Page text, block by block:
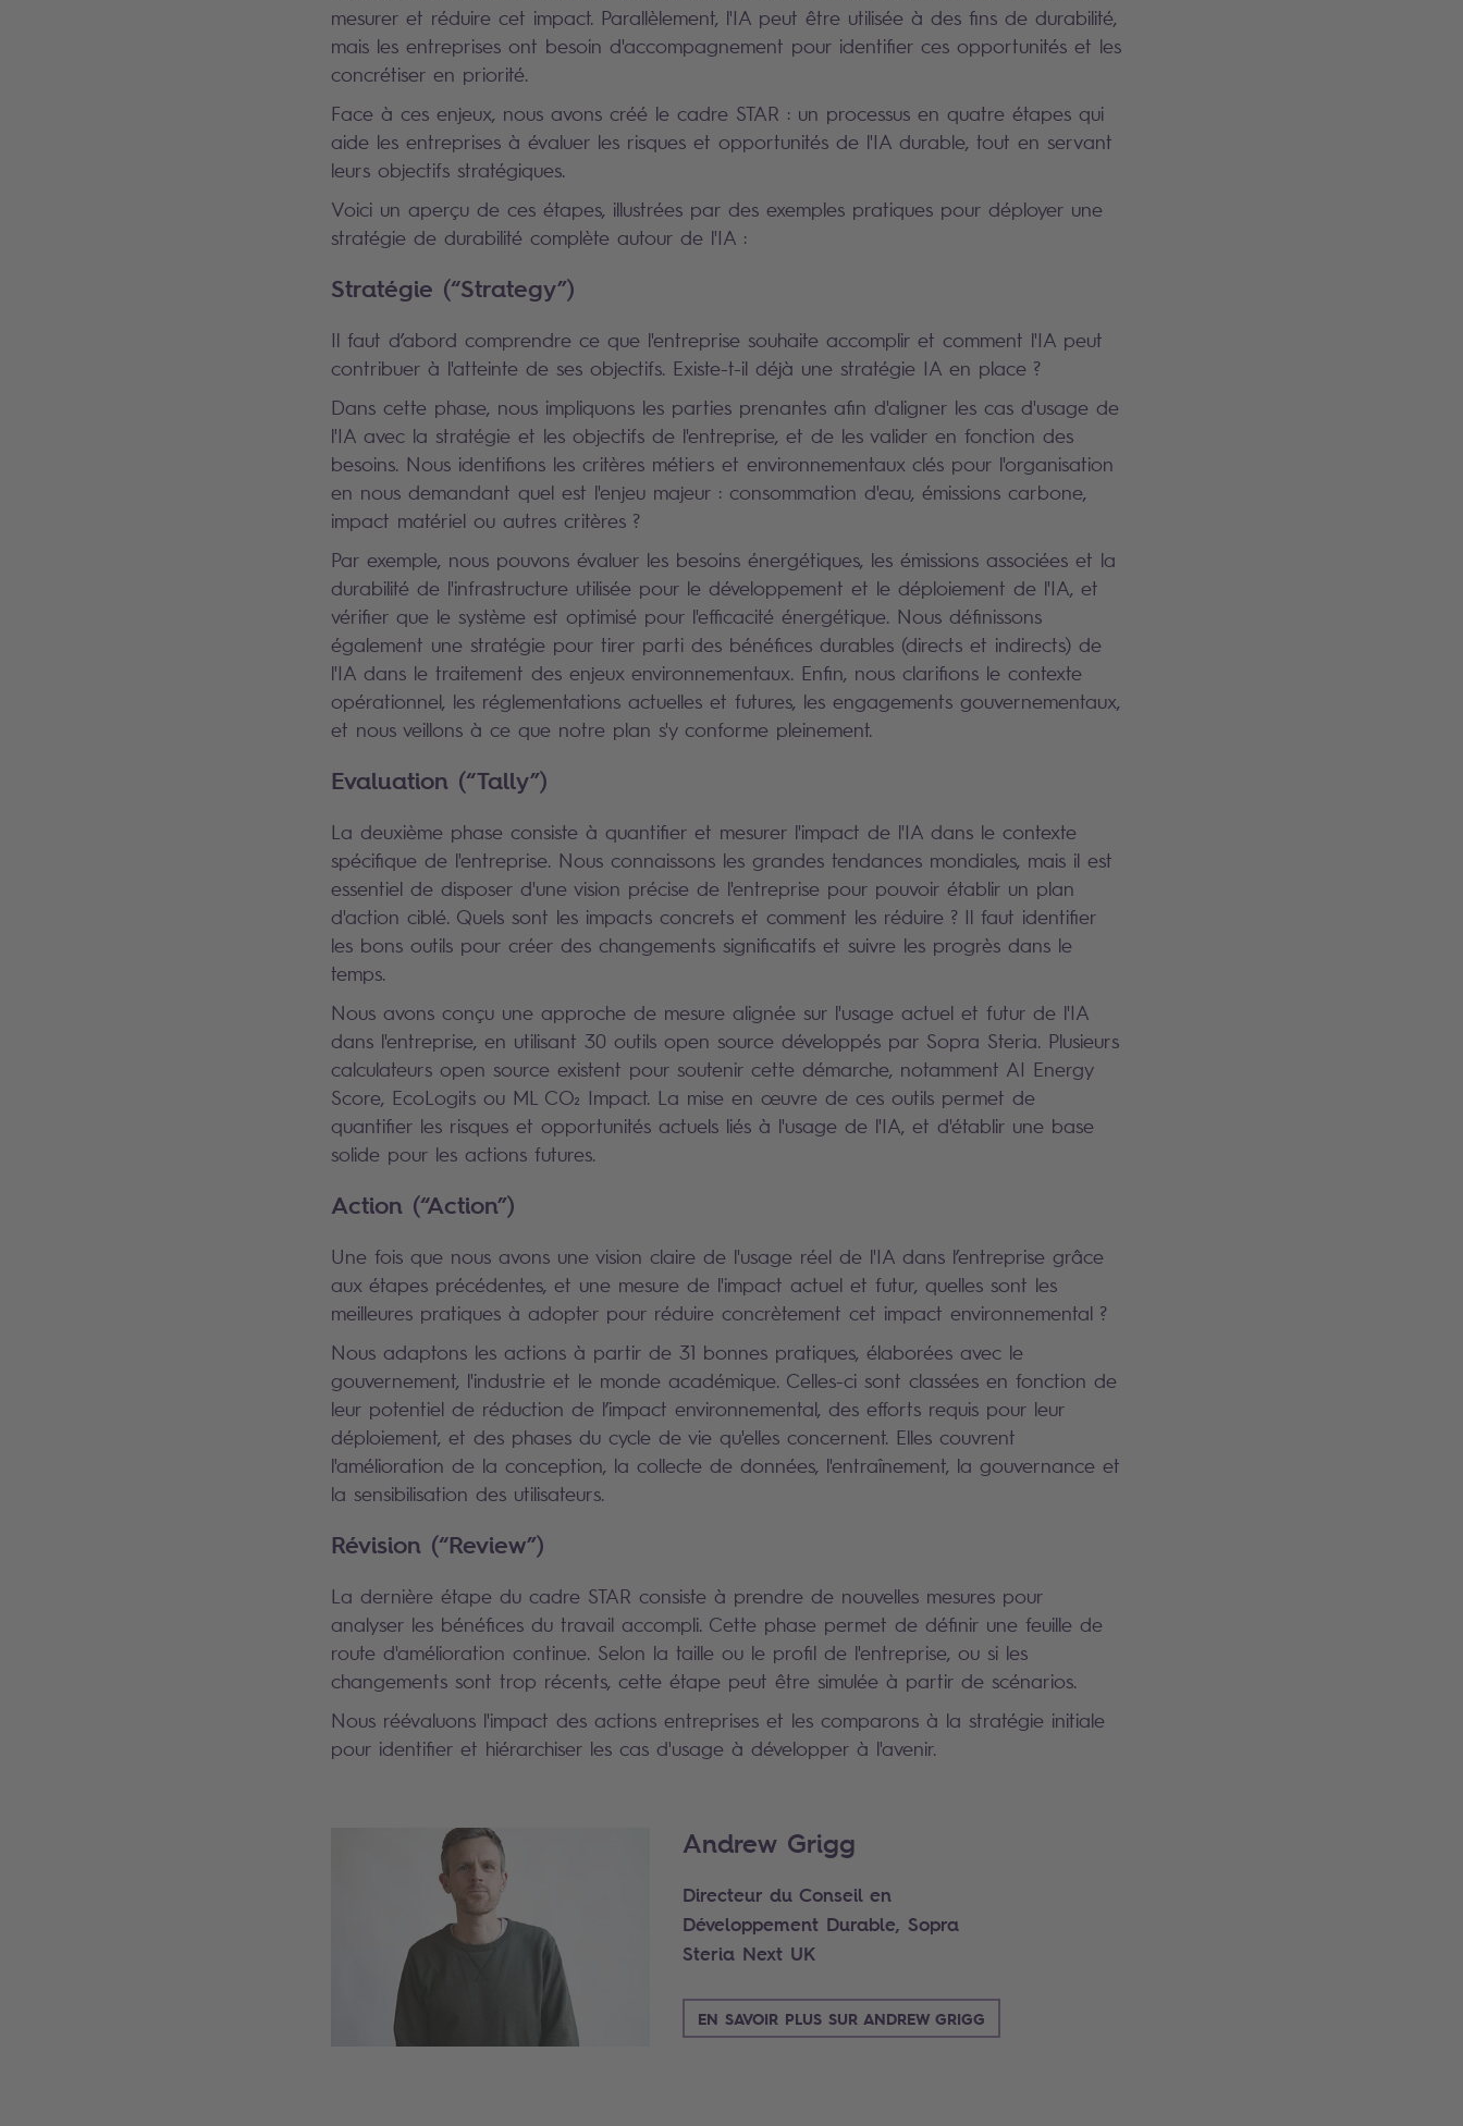
mesurer et réduire cet impact. Parallèlement, l'IA peut être utilisée à des fins de durabilité,
mais les entreprises ont besoin d'accompagnement pour identifier ces opportunités et les
concrétiser en priorité.
Face à ces enjeux, nous avons créé le cadre STAR : un processus en quatre étapes qui
aide les entreprises à évaluer les risques et opportunités de l'IA durable, tout en servant
leurs objectifs stratégiques.
Voici un aperçu de ces étapes, illustrées par des exemples pratiques pour déployer une
stratégie de durabilité complète autour de l'IA :
Stratégie (“Strategy”)
Il faut d’abord comprendre ce que l'entreprise souhaite accomplir et comment l'IA peut
contribuer à l'atteinte de ses objectifs. Existe-t-il déjà une stratégie IA en place ?
Dans cette phase, nous impliquons les parties prenantes afin d'aligner les cas d'usage de
l'IA avec la stratégie et les objectifs de l'entreprise, et de les valider en fonction des
besoins. Nous identifions les critères métiers et environnementaux clés pour l'organisation
en nous demandant quel est l'enjeu majeur : consommation d'eau, émissions carbone,
impact matériel ou autres critères ?
Par exemple, nous pouvons évaluer les besoins énergétiques, les émissions associées et la
durabilité de l'infrastructure utilisée pour le développement et le déploiement de l'IA, et
vérifier que le système est optimisé pour l'efficacité énergétique. Nous définissons
également une stratégie pour tirer parti des bénéfices durables (directs et indirects) de
l'IA dans le traitement des enjeux environnementaux. Enfin, nous clarifions le contexte
opérationnel, les réglementations actuelles et futures, les engagements gouvernementaux,
et nous veillons à ce que notre plan s'y conforme pleinement.
Evaluation (“Tally”)
La deuxième phase consiste à quantifier et mesurer l'impact de l'IA dans le contexte
spécifique de l'entreprise. Nous connaissons les grandes tendances mondiales, mais il est
essentiel de disposer d'une vision précise de l'entreprise pour pouvoir établir un plan
d'action ciblé. Quels sont les impacts concrets et comment les réduire ? Il faut identifier
les bons outils pour créer des changements significatifs et suivre les progrès dans le
temps.
Nous avons conçu une approche de mesure alignée sur l'usage actuel et futur de l'IA
dans l'entreprise, en utilisant 30 outils open source développés par Sopra Steria. Plusieurs
calculateurs open source existent pour soutenir cette démarche, notamment AI Energy
Score, EcoLogits ou ML CO₂ Impact. La mise en œuvre de ces outils permet de
quantifier les risques et opportunités actuels liés à l'usage de l'IA, et d'établir une base
solide pour les actions futures.
Action (“Action”)
Une fois que nous avons une vision claire de l'usage réel de l'IA dans l’entreprise grâce
aux étapes précédentes, et une mesure de l'impact actuel et futur, quelles sont les
meilleures pratiques à adopter pour réduire concrètement cet impact environnemental ?
Nous adaptons les actions à partir de 31 bonnes pratiques, élaborées avec le
gouvernement, l'industrie et le monde académique. Celles-ci sont classées en fonction de
leur potentiel de réduction de l’impact environnemental, des efforts requis pour leur
déploiement, et des phases du cycle de vie qu'elles concernent. Elles couvrent
l'amélioration de la conception, la collecte de données, l'entraînement, la gouvernance et
la sensibilisation des utilisateurs.
Révision (“Review”)
La dernière étape du cadre STAR consiste à prendre de nouvelles mesures pour
analyser les bénéfices du travail accompli. Cette phase permet de définir une feuille de
route d'amélioration continue. Selon la taille ou le profil de l'entreprise, ou si les
changements sont trop récents, cette étape peut être simulée à partir de scénarios.
Nous réévaluons l'impact des actions entreprises et les comparons à la stratégie initiale
pour identifier et hiérarchiser les cas d'usage à développer à l'avenir.
Andrew Grigg
Directeur du Conseil en
Développement Durable, Sopra
Steria Next UK
EN SAVOIR PLUS SUR ANDREW GRIGG